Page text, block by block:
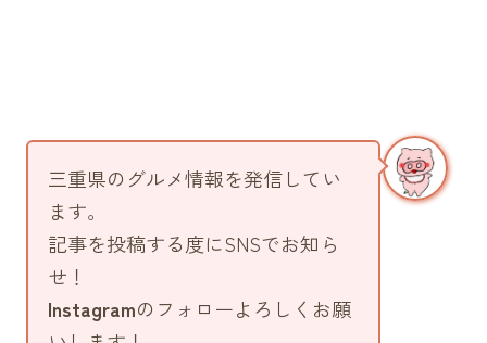
三重県のグルメ情報を発信してい
ます。
記事を投稿する度にSNSでお知ら
せ！
Instagramのフォローよろしくお願